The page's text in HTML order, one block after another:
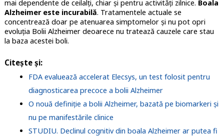
mai dependente de ceilalți, chiar și pentru activități zilnice. Boala
Alzheimer este incurabilă. Tratamentele actuale se
concentrează doar pe atenuarea simptomelor și nu pot opri
evoluția Bolii Alzheimer deoarece nu tratează cauzele care stau
la baza acestei boli.
Citește și:
FDA evaluează accelerat Elecsys, un test folosit pentru
diagnosticarea precoce a bolii Alzheimer
O nouă definiție a bolii Alzheimer, bazată pe biomarkeri și
nu pe manifestările clinice
STUDIU. Declinul cognitiv din boala Alzheimer ar putea fi